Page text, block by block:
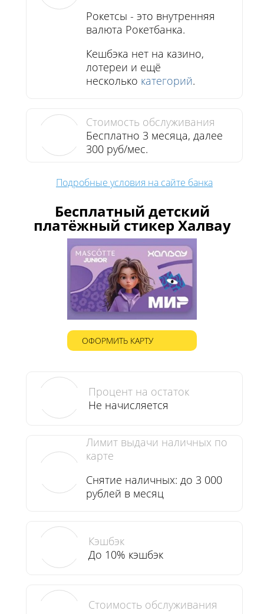
Рокетсы - это внутренняя
валюта Рокетбанка.
Кешбэка нет на казино,
лотереи и ещё
несколько категорий.
Стоимость обслуживания
Бесплатно 3 месяца, далее
300 руб/мес.
Подробные условия на сайте банка
Бесплатный детский
платёжный стикер Халвау
ОФОРМИТЬ КАРТУ
Процент на остаток
Не начисляется
Лимит выдачи наличных по
карте
Снятие наличных: до 3 000
рублей в месяц
Кэшбэк
До 10% кэшбэк
Стоимость обслуживания